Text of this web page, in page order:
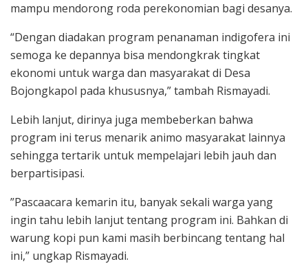
mampu mendorong roda perekonomian bagi desanya.
“Dengan diadakan program penanaman indigofera ini
semoga ke depannya bisa mendongkrak tingkat
ekonomi untuk warga dan masyarakat di Desa
Bojongkapol pada khususnya,” tambah Rismayadi.
Lebih lanjut, dirinya juga membeberkan bahwa
program ini terus menarik animo masyarakat lainnya
sehingga tertarik untuk mempelajari lebih jauh dan
berpartisipasi.
”Pascaacara kemarin itu, banyak sekali warga yang
ingin tahu lebih lanjut tentang program ini. Bahkan di
warung kopi pun kami masih berbincang tentang hal
ini,” ungkap Rismayadi.